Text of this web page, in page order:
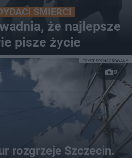
ŚMIERCI
że najlepsze
pisze życie
9
rozgrzeje Szczecin.
TEKST SPONSOROWANY